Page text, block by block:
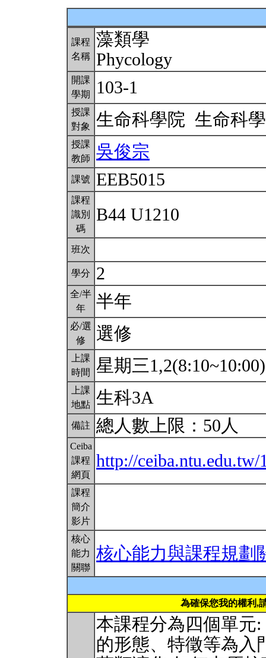
課程
名稱
藻類學
Phycology
開課
學期
103-1
授課
對象
生命科學院 生命科
授課
教師
吳俊宗
課號 EEB5015
課程
識別
碼
B44 U1210
班次
學分 2
全/半
年
半年
必/選
修
選修
上課
時間
星期三
上課
地點 生科3A
備註 總人數上限：50人
Ceiba
課程
網頁
http://ceiba.ntu.edu.tw/
課程
簡介
影片
核心
能力
關聯
核心能力與課程規劃
為確保您我的權利,
本課程分為四個單元
的形態、特徵等為入